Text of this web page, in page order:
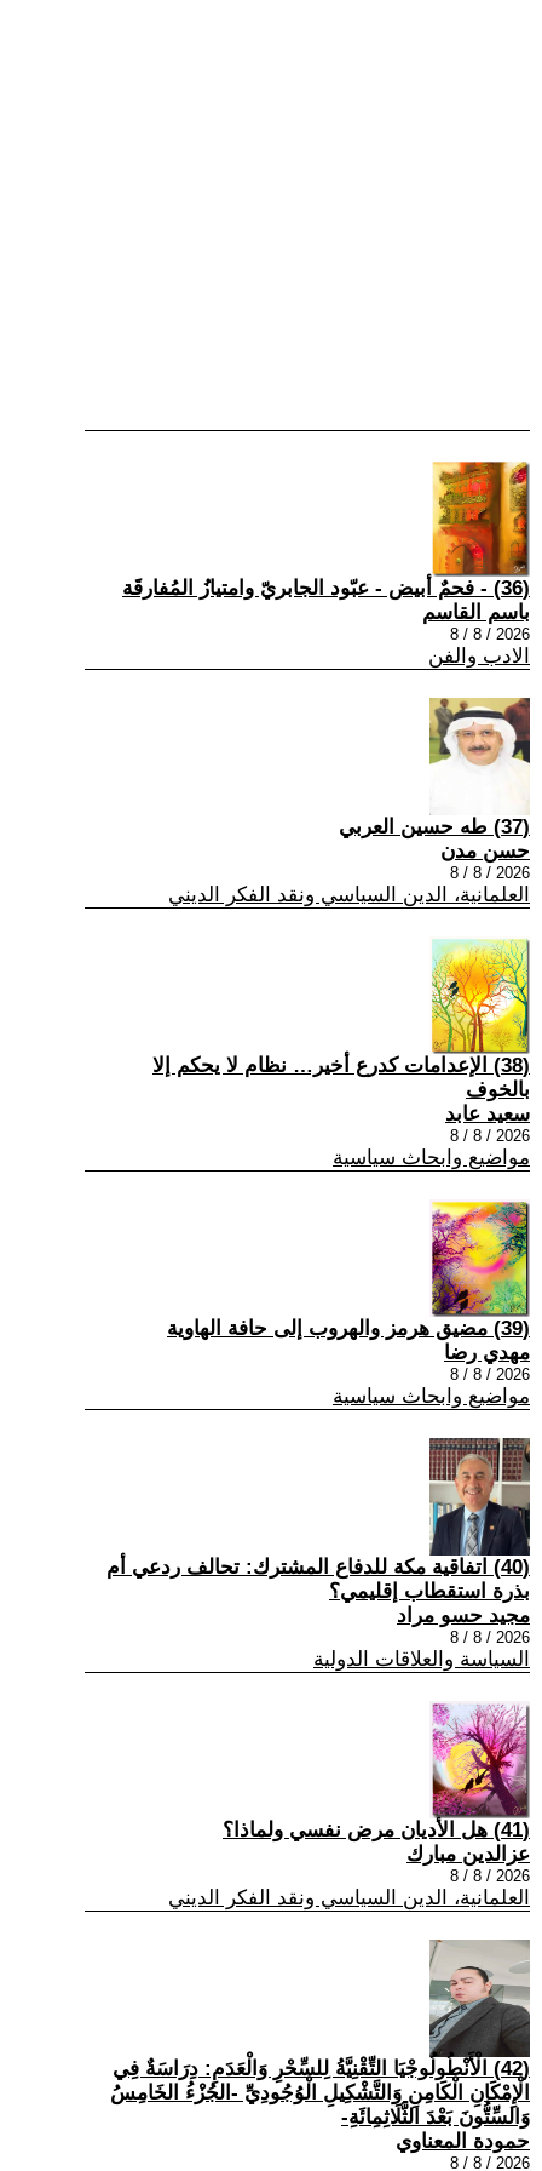
(36) - فحمٌ أبيض - عبّود الجابريّ وامتيازُ المُفارقَة
باسم القاسم
2026 / 8 / 8
الادب والفن
(37) طه حسين العربي
حسن مدن
2026 / 8 / 8
العلمانية، الدين السياسي ونقد الفكر الديني
(38) الإعدامات كدرع أخير… نظام لا يحكم إلا
بالخوف
سعيد عابد
2026 / 8 / 8
مواضيع وابحاث سياسية
(39) مضيق هرمز والهروب إلى حافة الهاوية
مهدي رضا
2026 / 8 / 8
مواضيع وابحاث سياسية
(40) اتفاقية مكة للدفاع المشترك: تحالف ردعي أم
بذرة استقطاب إقليمي؟
مجيد حسو مراد
2026 / 8 / 8
السياسة والعلاقات الدولية
(41) هل الأديان مرض نفسي ولماذا؟
عزالدين مبارك
2026 / 8 / 8
العلمانية، الدين السياسي ونقد الفكر الديني
(42) الْأَنْطُولُوجْيَا التِّقْنِيَّةُ لِلسِّحْرِ وَالْعَدَمِ: دِرَاسَةٌ فِي
الْإِمْكَانِ الْكَامِنِ وَالتَّشْكِيلِ الْوُجُودِيِّ -الجُزْءُ الخَامِسُ
وَالسِّتُّونَ بَعْدَ الثَّلَاثِمِائَةِ-
حمودة المعناوي
2026 / 8 / 8